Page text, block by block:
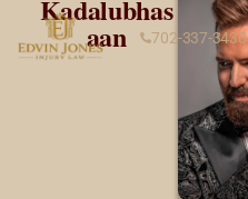
702-337-3430
Kadalubhas
aan